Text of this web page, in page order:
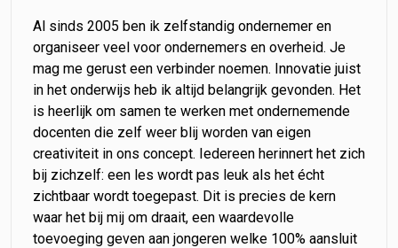
Al sinds 2005 ben ik zelfstandig ondernemer en
organiseer veel voor ondernemers en overheid. Je
mag me gerust een verbinder noemen. Innovatie juist
in het onderwijs heb ik altijd belangrijk gevonden. Het
is heerlijk om samen te werken met ondernemende
docenten die zelf weer blij worden van eigen
creativiteit in ons concept. Iedereen herinnert het zich
bij zichzelf: een les wordt pas leuk als het écht
zichtbaar wordt toegepast. Dit is precies de kern
waar het bij mij om draait, een waardevolle
toevoeging geven aan jongeren welke 100% aansluit